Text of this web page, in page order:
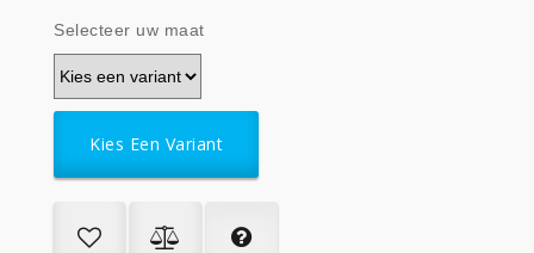
Selecteer uw maat
Kies Een Variant